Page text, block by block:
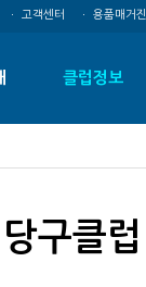
ㆍ 고객센터 ㆍ 용품매거진
클럽정보
구클럽